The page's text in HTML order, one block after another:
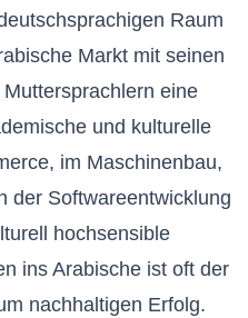
Raum
Markt mit seinen
eine
und kulturelle
im Maschinenbau,
der Softwareentwicklung
hochsensible
ins Arabische ist oft der
nachhaltigen Erfolg.